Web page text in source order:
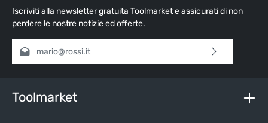
Iscriviti alla newsletter gratuita Toolmarket e assicurati di non
perdere le nostre notizie ed offerte.
Indirizzo e-mail*
nostri termini e condizioni generali
Inserisci i caratteri sopra*
Toolmarket